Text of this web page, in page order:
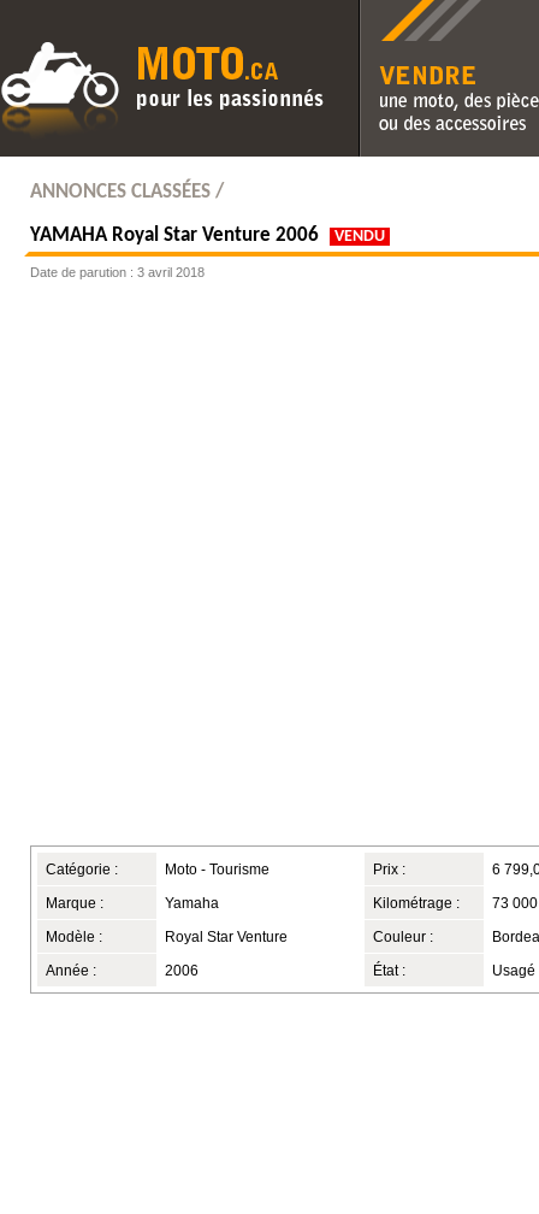
Vendre une moto, des
des accessoires
ANNONCES CLASSÉES /
YAMAHARoyal Star Venture 2006 VENDU
Date de parution : 3 avril 2018
Catégorie : Moto - Tourisme
Marque : Yamaha
Modèle : Royal Star Venture
Année : 2006
Prix : 6
Kilométrage : 73
Couleur :
État : Usagé